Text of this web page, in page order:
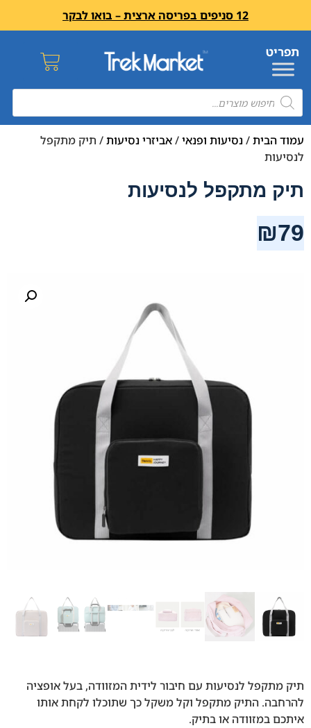
12 סניפים בפריסה ארצית – בואו לבקר
עמוד הבית/ נסיעות ופנאי/אביזרי נסיעות/ תיק מתקפל
לנסיעות
תיק מתקפל לנסיעות
₪79
תיק מתקפל לנסיעות עם חיבור לידית המזוודה, בעל אופציה
להרחבה. התיק מתקפל וקל משקל כך שתוכלו לקחת אותו
איתכם במזוודה או בתיק.